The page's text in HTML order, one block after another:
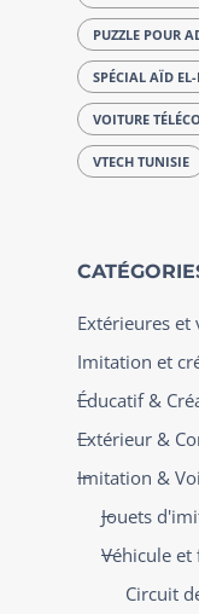
PUZZLE POUR
SPÉCIAL AÏD
VOITURE
VTECH TUNISIE
Extérieures et
Imitation et
Éducatif &
Extérieur &
Imitation &
Jouets
Véhicule et
Circuit